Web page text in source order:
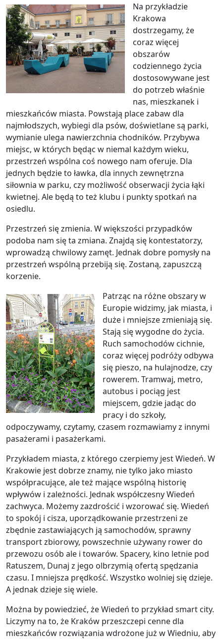
Na przykładzie
Krakowa
dostrzegamy, że
coraz więcej
obszarów
codziennego życia
dostosowywane jest
do potrzeb właśnie
nas, mieszkanek i
mieszkańców miasta. Powstają place zabaw dla
najmłodszych, wybiegi dla psów, doświetlane są parki,
wymianie ulega nawierzchnia chodników. Przybywa
miejsc, w których będąc w niemal każdym wieku,
przestrzeń wspólna coś nowego nam oferuje. Dla
jednych będzie to ławka, dla innych zewnętrzna
siłownia w parku, czy możliwość obserwacji życia łąki
kwietnej. Ale będą to też klubu i punkty spotkań na
osiedlu.
Przestrzeń się zmienia. W większości przypadków
podoba nam się ta zmiana. Znajdą się kontestatorzy,
wprowadzą chwilowy zamęt. Jednak dobre pomysły na
przestrzeń wspólną przebiją się. Zostaną, zapuszczą
korzenie.
Patrząc na różne obszary w
Europie widzimy, jak miasta, i
duże i mniejsze zmieniają się.
Stają się wygodne do życia.
Ruch samochodów cichnie,
coraz więcej podróży odbywa
się pieszo, na hulajnodze, czy
rowerem. Tramwaj, metro,
autobus i pociąg jest
miejscem, gdzie jadąc do
pracy i do szkoły,
odpoczywamy, czytamy, czasem rozmawiamy z innymi
pasażerami i pasażerkami.
Przykładem miasta, z którego czerpiemy jest Wiedeń. W
Krakowie jest dobrze znamy, nie tylko jako miasto
współpracujące, ale też mające wspólną historię
wpływów i zależności. Jednak współczesny Wiedeń
zachwyca. Możemy zazdrościć i wzorować się. Wiedeń
to spokój i cisza, uporządkowanie przestrzeni ze
zbędnie zastawiających ją samochodów, sprawny
transport zbiorowy, powszechnie używany rower do
przewozu osób ale i towarów. Spacery, kino letnie pod
Ratuszem, Dunaj z jego olbrzymią ofertą spędzania
czasu. I mniejsza prędkość. Wszystko wolniej się dzieje.
A jednak dzieje się wiele.
Można by powiedzieć, że Wiedeń to przykład smart city.
Liczymy na to, że Kraków przeszczepi cenne dla
mieszkańców rozwiązania wdrożone już w Wiedniu, aby